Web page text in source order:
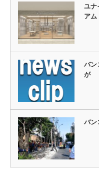
ユナ
ア
バン
が
バン